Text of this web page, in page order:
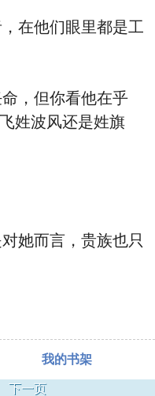
在他们眼里都是工
，但你看他在乎
姓波风还是姓旗
她而言，贵族也只
我的书架
下一页